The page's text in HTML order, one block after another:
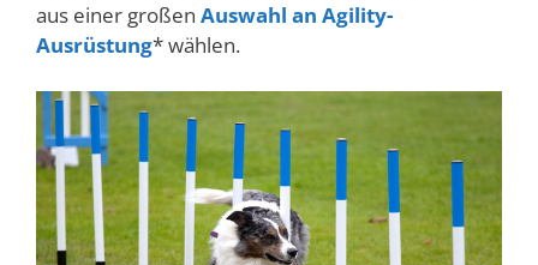
aus einer großen Auswahl an Agility-
Ausrüstung* wählen.